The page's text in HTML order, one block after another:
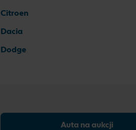
Citroen
Dacia
Dodge
Auta na aukcji